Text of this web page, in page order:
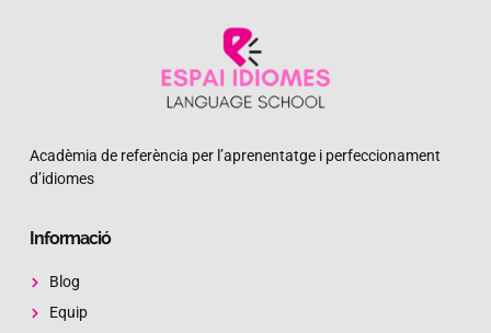
Acadèmia de referència per l’aprenentatge i perfeccionament
d’idiomes
Informació
Blog
Equip